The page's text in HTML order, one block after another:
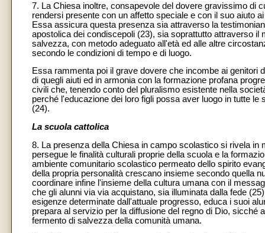
7. La Chiesa inoltre, consapevole del dovere gravissimo di
rendersi presente con un affetto speciale e con il suo aiuto
Essa assicura questa presenza sia attraverso la
apostolica dei condiscepoli (23), sia soprattutto attraverso
salvezza, con metodo adeguato all'età ed alle altre
secondo le condizioni di tempo e di luogo.
Essa rammenta poi il grave dovere che incombe ai genitori
di quegli aiuti ed in armonia con la formazione profana
civili che, tenendo conto del pluralismo esistente nella
perché l'educazione dei loro figli possa aver luogo in tutte
(24).
La scuola cattolica
8. La presenza della Chiesa in campo scolastico si rivela in
persegue le finalità culturali proprie della scuola e la
ambiente comunitario scolastico permeato dello spirito
della propria personalità crescano insieme secondo quella
coordinare infine l'insieme della cultura umana con il
che gli alunni via via acquistano, sia illuminata dalla fede
esigenze determinate dall'attuale progresso, educa i suoi
prepara al servizio per la diffusione del regno di Dio,
fermento di salvezza della comunità umana.